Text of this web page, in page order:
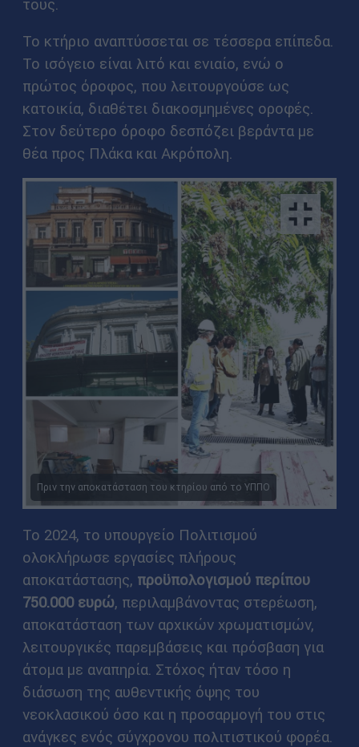
τους.
Το κτήριο αναπτύσσεται σε τέσσερα επίπεδα.
Το ισόγειο είναι λιτό και ενιαίο, ενώ ο
πρώτος όροφος, που λειτουργούσε ως
κατοικία, διαθέτει διακοσμημένες οροφές.
Στον δεύτερο όροφο δεσπόζει βεράντα με
θέα προς Πλάκα και Ακρόπολη.
Πριν την αποκατάσταση του κτηρίου από το ΥΠΠΟ
Το 2024, το υπουργείο Πολιτισμού
ολοκλήρωσε εργασίες πλήρους
αποκατάστασης, προϋπολογισμού περίπου
750.000 ευρώ, περιλαμβάνοντας στερέωση,
αποκατάσταση των αρχικών χρωματισμών,
λειτουργικές παρεμβάσεις και πρόσβαση για
άτομα με αναπηρία. Στόχος ήταν τόσο η
διάσωση της αυθεντικής όψης του
νεοκλασικού όσο και η προσαρμογή του στις
ανάγκες ενός σύγχρονου πολιτιστικού φορέα.